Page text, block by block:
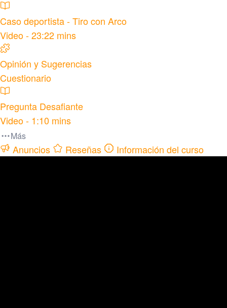
Caso deportista - Tiro con Arco
Video - 23:22 mins
Opinión y Sugerencias
Cuestionario
Pregunta Desafiante
Video - 1:10 mins
Más
Anuncios Reseñas Información del curso